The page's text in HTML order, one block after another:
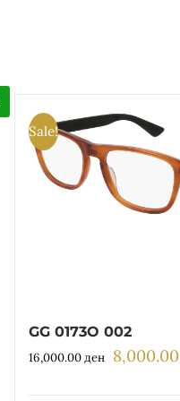
Sale!
GG 0173O 002
16,000.00ден
Original
8,000.00